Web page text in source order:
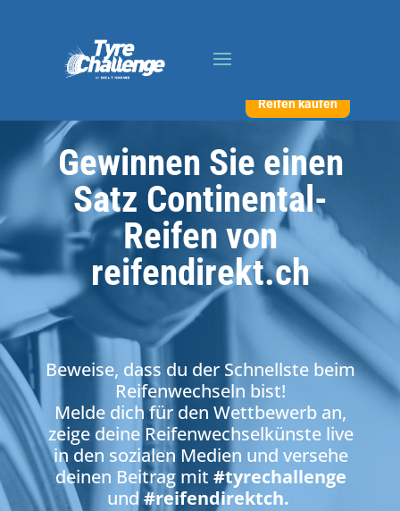
Reifen kaufen
Gewinnen Sie einen
Satz Continental-
Reifen von
reifendirekt.ch
Beweise, dass du der Schnellste beim
Reifenwechseln bist!
Melde dich für den Wettbewerb an,
zeige deine Reifenwechselkünste live
in den sozialen Medien und versehe
deinen Beitrag mit #tyrechallenge
und#reifendirektch.